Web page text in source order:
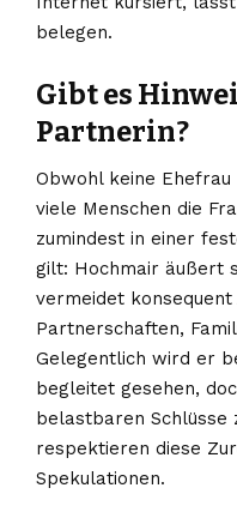
belegen.
Gibt es
Partnerin?
Obwohl keine
viele Menschen die
zumindest in einer
gilt: Hochmair äußert
vermeidet konsequent
Partnerschaften,
Gelegentlich wird er
begleitet gesehen,
belastbaren Schlüsse
respektieren diese
Spekulationen.